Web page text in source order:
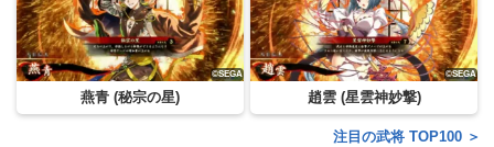
燕青 (秘宗の星) 趙雲 (星雲神妙撃)
注目の武将 TOP100 ＞